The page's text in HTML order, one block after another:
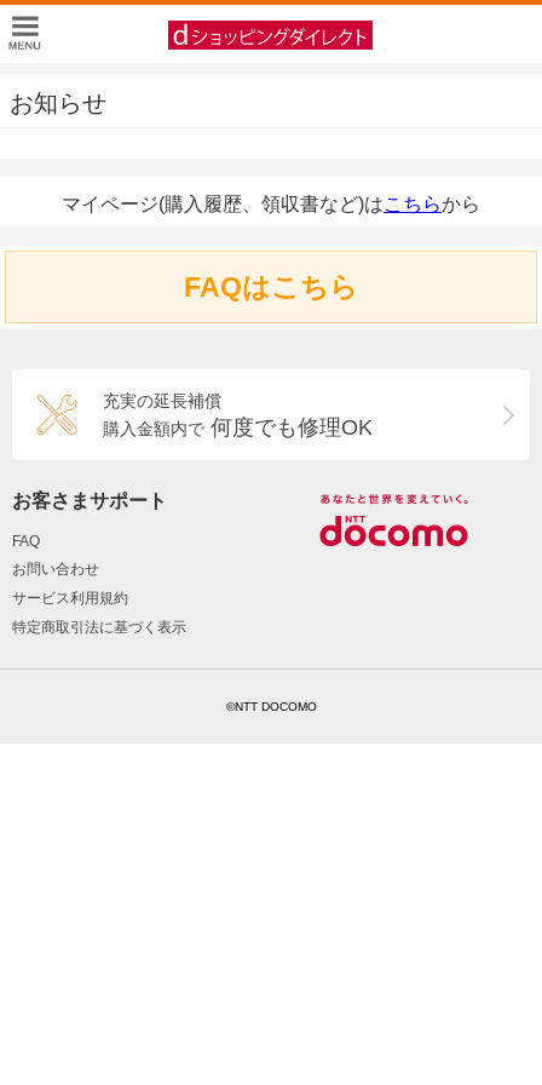
お知らせ
マイページ(購入履歴、領収書など)はこちらから
FAQはこちら
充実の延長補償
購入金額内で 何度でも修理OK
お客さまサポート
FAQ
お問い合わせ
サービス利用規約
特定商取引法に基づく表示
©NTT DOCOMO